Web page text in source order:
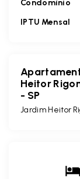
Condomínio
IPTU Mensal
Heitor
- SP
Jardim Heitor